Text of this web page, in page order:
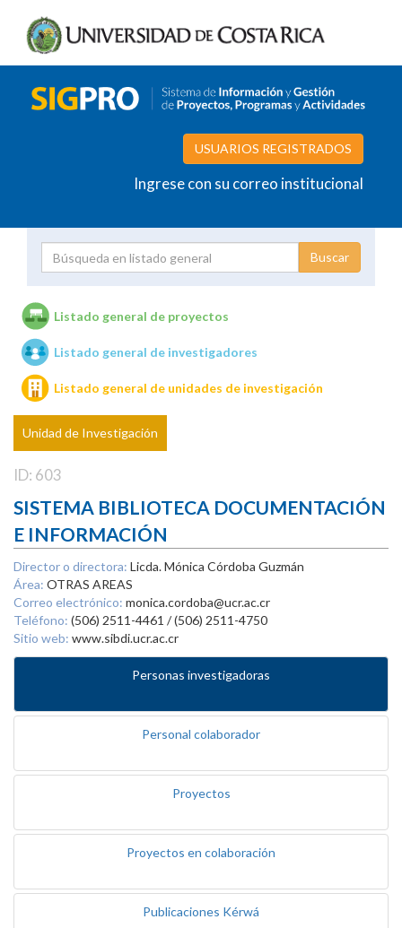
USUARIOS REGISTRADOS
Ingrese con su correo institucional
Unidades de investigación
Listado general de proyectos
Listado general de investigadores
Listado general de unidades de investigación
Unidad de Investigación
ID: 603
SISTEMA BIBLIOTECA DOCUMENTACIÓN
E INFORMACIÓN
Director o directora: Licda. Mónica Córdoba Guzmán
Área: OTRAS AREAS
Correo electrónico: monica.cordoba@ucr.ac.cr
Teléfono: (506) 2511-4461 / (506) 2511-4750
Sitio web: www.sibdi.ucr.ac.cr
Personas investigadoras
Personal colaborador
Proyectos
Proyectos en colaboración
Publicaciones Kérwá